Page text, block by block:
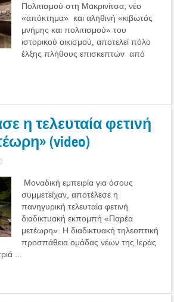
Πολιτισμού στη Μακρινίτσα, νέο
«απόκτημα» και αληθινή «κιβωτός
μνήμης και πολιτισμού» του
ιστορικού οικισμού, αποτελεί πόλο
έλξης πλήθους επισκεπτών από
η τελευταία φετινή
(video)
Μοναδική εμπειρία για όσους
συμμετείχαν, αποτέλεσε η
πανηγυρική τελευταία φετινή
διαδικτυακή εκπομπή «Παρέα
μετέωρη». Η διαδικτυακή τηλεοπτική
προσπάθεια ομάδας νέων της Ιεράς
...